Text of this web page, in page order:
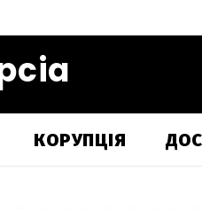
КОРУПЦІЯ